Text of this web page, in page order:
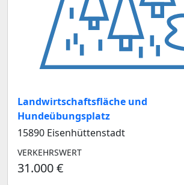
Landwirtschaftsfläche und
Hundeübungsplatz
15890 Eisenhüttenstadt
VERKEHRSWERT
31.000 €